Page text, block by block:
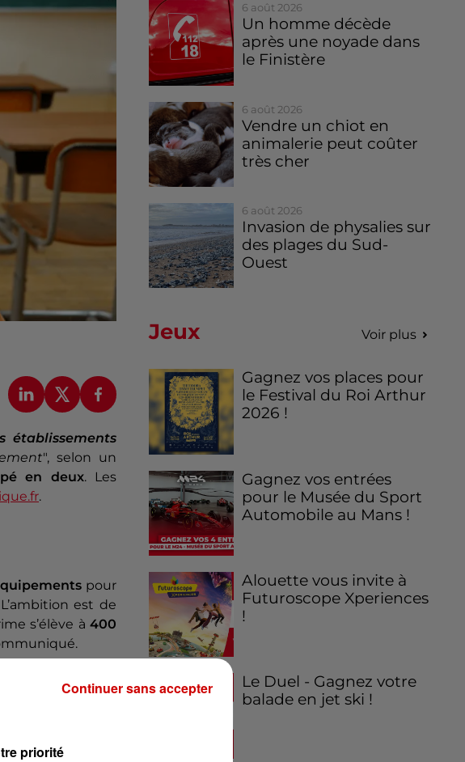
établissements
", selon un
en deux. Les
.
pour
est de
s’élève à 400
air réversible
6 août 2026
Un homme décède
après une noyade dans
le Finistère
6 août 2026
Vendre un chiot en
animalerie peut coûter
très cher
6 août 2026
Invasion de physalies sur
des plages du Sud-
Ouest
Jeux Voir plus
Gagnez vos places pour
le Festival du Roi Arthur
2026 !
Gagnez vos entrées
pour le Musée du Sport
Automobile au Mans !
Alouette vous invite à
Futuroscope Xperiences
!
Le Duel - Gagnez votre
balade en jet ski !
priorité
Continuer sans accepter